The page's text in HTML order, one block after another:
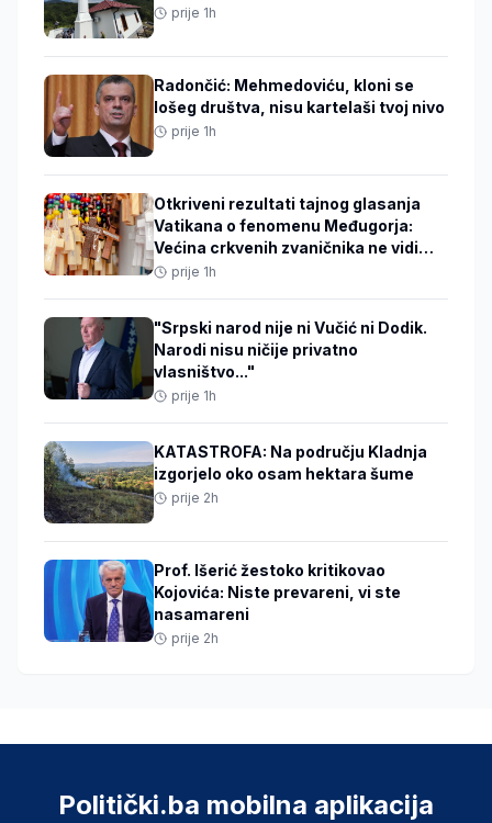
prije 1h
Radončić: Mehmedoviću, kloni se
lošeg društva, nisu kartelaši tvoj nivo
prije 1h
Otkriveni rezultati tajnog glasanja
Vatikana o fenomenu Međugorja:
Većina crkvenih zvaničnika ne vidi
ništa nadnaravno
prije 1h
"Srpski narod nije ni Vučić ni Dodik.
Narodi nisu ničije privatno
vlasništvo..."
prije 1h
KATASTROFA: Na području Kladnja
izgorjelo oko osam hektara šume
prije 2h
Prof. Išerić žestoko kritikovao
Kojovića: Niste prevareni, vi ste
nasamareni
prije 2h
Politički.ba mobilna aplikacija